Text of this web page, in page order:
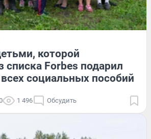
которой
списка Forbes подарил
социальных пособий
1 496 Обсудить